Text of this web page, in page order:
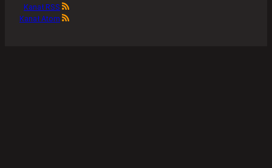
Kanał RSS
Kanał Atom